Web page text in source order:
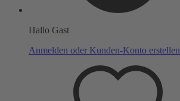
Hallo Gast
Anmelden oder Kunden-Konto erstellen